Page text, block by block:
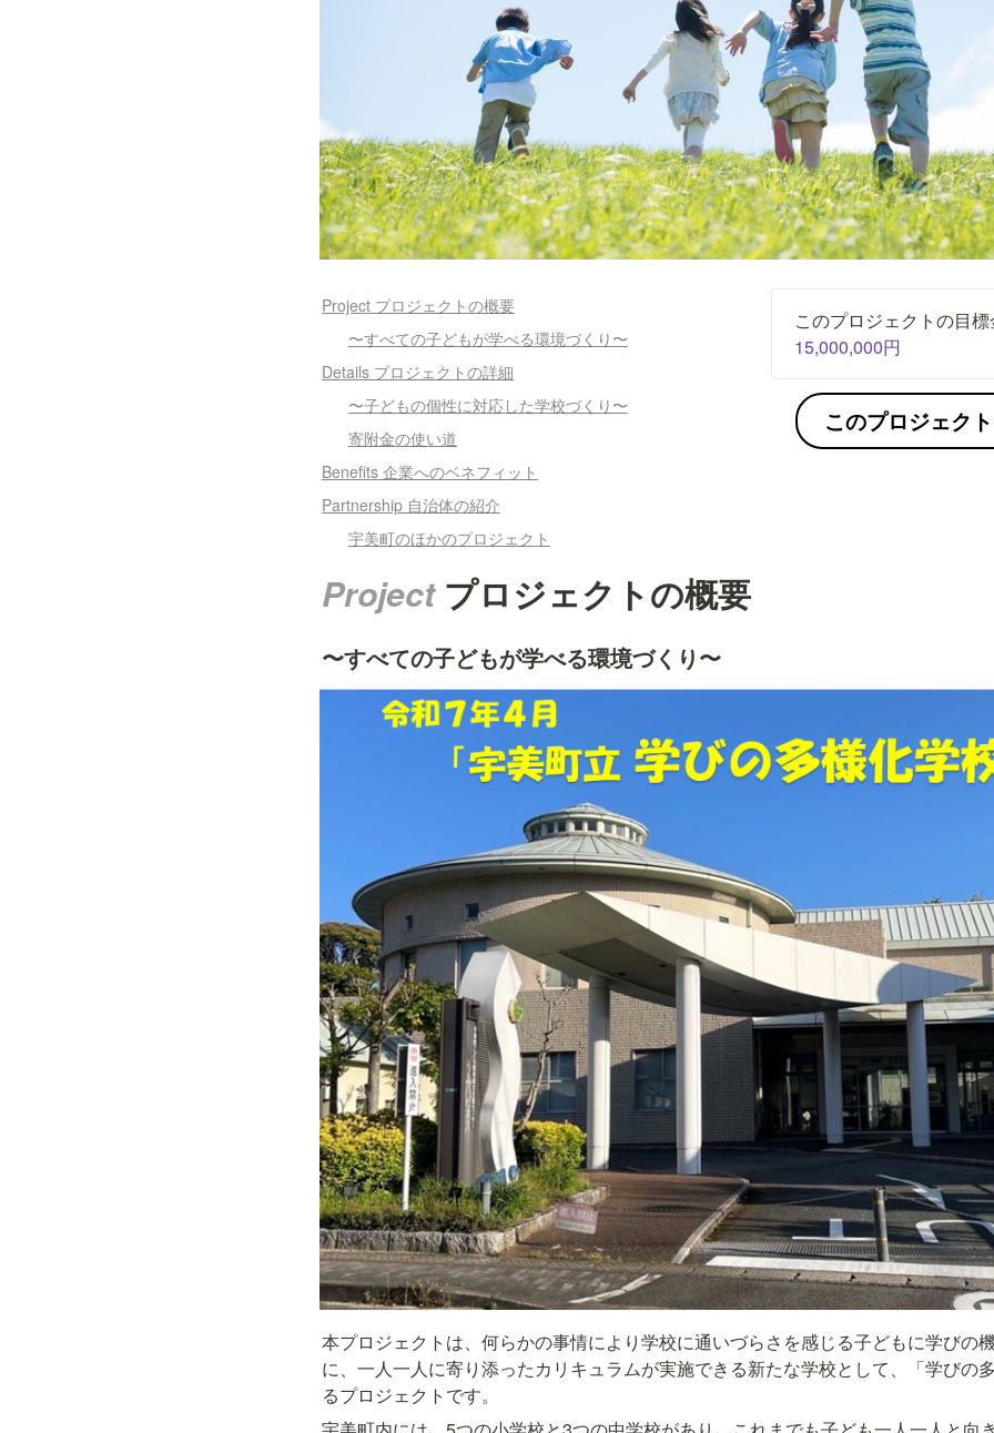
Project プロジェクトの概要
〜すべての子どもが学べる環境づくり〜
Details プロジェクトの詳細
〜子どもの個性に対応した学校づくり〜
寄附金の使い道
Benefits 企業へのベネフィット
Partnership 自治体の紹介
宇美町のほかのプロジェクト
15,000,000円
このプロジェク
Project プロジェクトの概要
〜すべての子どもが学べる環境づくり〜
本プロジェクトは、何らかの事情により学校に通いづらさを感じる子どもに学びの
に、一人一人に寄り添ったカリキュラムが実施できる新たな学校として、「学びの
るプロジェクトです。